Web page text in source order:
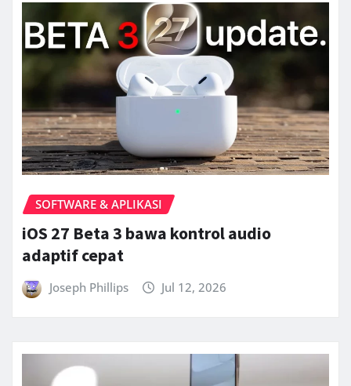
SOFTWARE & APLIKASI
iOS 27 Beta 3 bawa kontrol audio
adaptif cepat
Joseph Phillips Jul 12, 2026